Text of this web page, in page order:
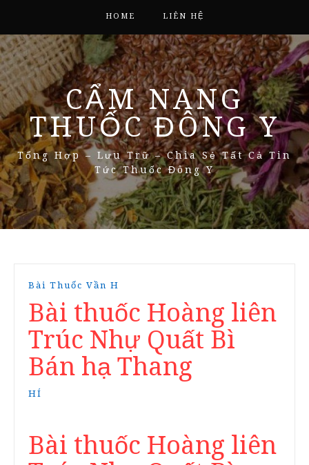
HOME LIÊN HỆ
CẨM NANG
THUỐC ĐÔNG Y
Tổng Hợp – Lưu Trữ – Chia Sẻ Tất Cả Tin
Tức Thuốc Đông Y
Bài Thuốc Vần H
Bài thuốc Hoàng liên
Trúc Nhự Quất Bì
Bán hạ Thang
HÍ
Bài thuốc Hoàng liên